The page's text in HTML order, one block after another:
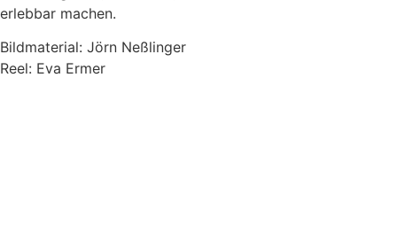
erlebbar machen.
Bildmaterial: Jörn Neßlinger
Reel: Eva Ermer